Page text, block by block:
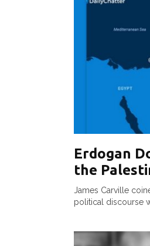
Erdogan
the
James Carville
political discourse